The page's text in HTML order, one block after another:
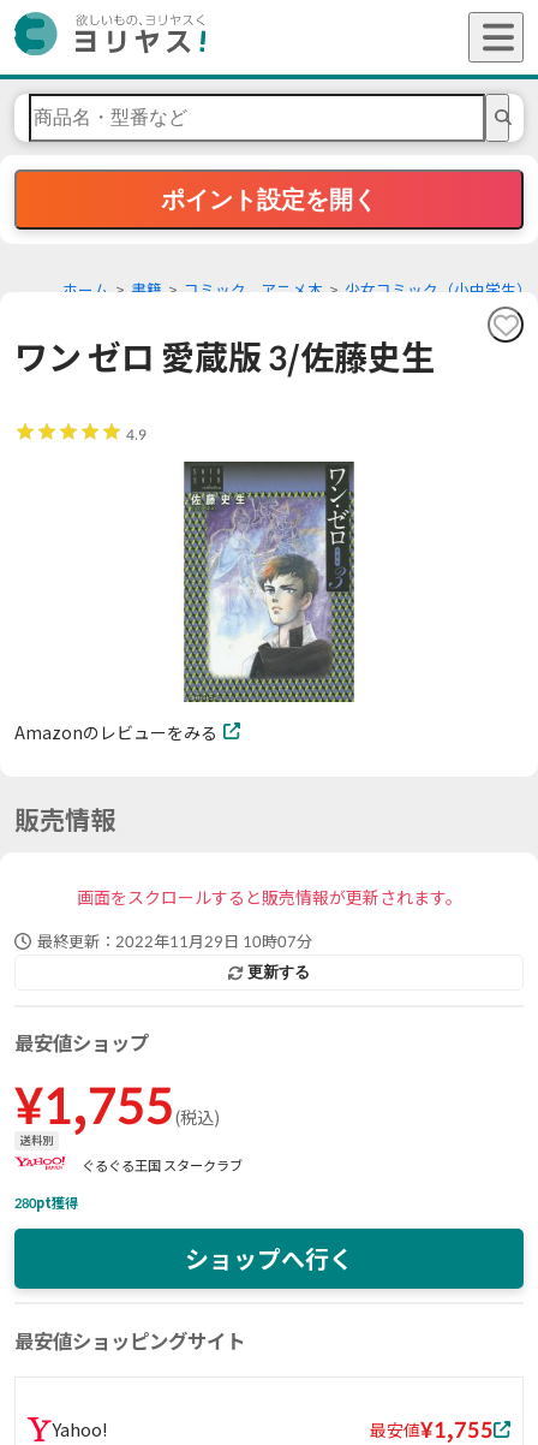
ポイント設定を開く
ホーム 書籍 コミック、アニメ本 少女コミック（小中学生）
ワン ゼロ 愛蔵版 3/佐藤史生
4.9
Amazonのレビューをみる
販売情報
画面をスクロールすると販売情報が更新されます。
最終更新： 2022年11月29日 10時07分
更新する
最安値ショップ
¥1,755(税込)
送料別
ぐるぐる王国 スタークラブ
280pt獲得
ショップへ行く
最安値ショッピングサイト
Yahoo! 最安値¥1,755